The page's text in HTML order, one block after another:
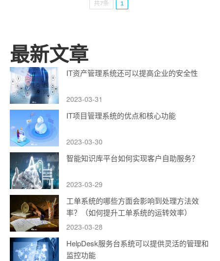
共7条 1
最新文章
IT资产管理系统还可以提高企业的安全性
2023-03-31
IT项目管理系统的优点和核心功能
2023-03-30
智能知识库平台如何实现客户自助服务？
2023-03-29
工单系统的哪些方面会影响到处理方法效
率？（如何提升工单系统的运转效率）
2023-03-28
HelpDesk服务台系统可以提供灵活的管理和
监控功能